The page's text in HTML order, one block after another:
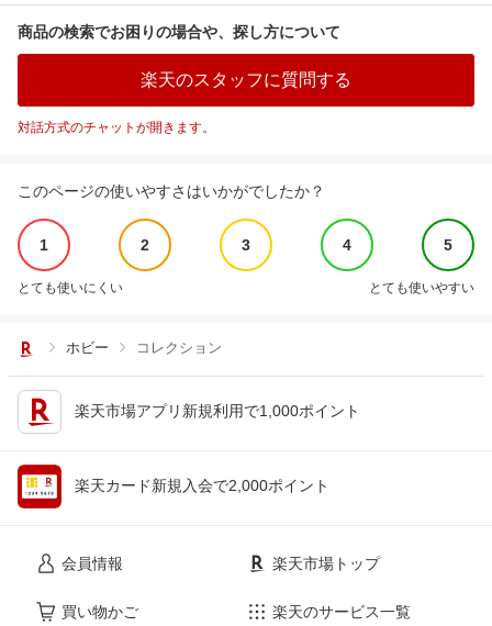
商品の検索でお困りの場合や、探し方について
楽天のスタッフに質問する
対話方式のチャットが開きます。
このページの使いやすさはいかがでしたか？
1 2 3 4 5
とても使いにくい とても使いやすい
ホビー コレクション
楽天市場アプリ新規利用で1,000ポイント
楽天カード新規入会で2,000ポイント
会員情報
買い物かご
楽天市場トップ
楽天のサービス一覧